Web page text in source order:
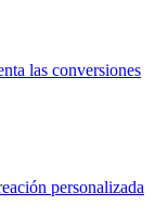
las conversiones
personalizada